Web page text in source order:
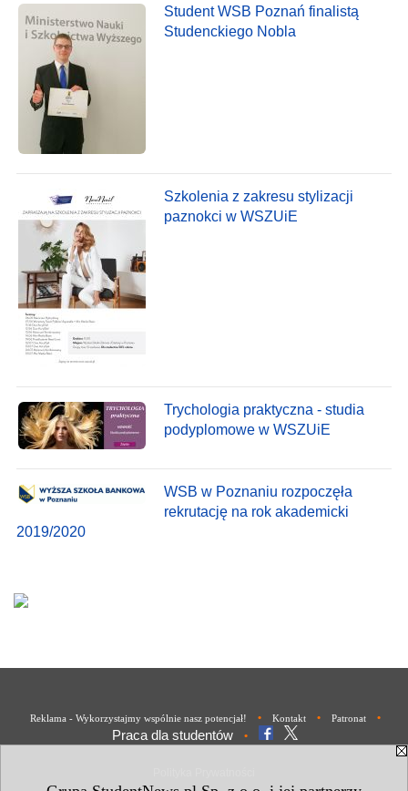
Student WSB Poznań finalistą
Studenckiego Nobla
Szkolenia z zakresu stylizacji
paznokci w WSZUiE
Trychologia praktyczna - studia
podyplomowe w WSZUiE
WSB w Poznaniu rozpoczęła
rekrutację na rok akademicki
2019/2020
Reklama - Wykorzystajmy wspólnie nasz potencjał! • Kontakt • Patronat •
Praca dla studentów •